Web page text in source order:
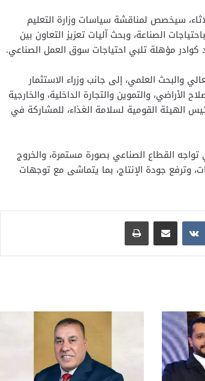
سيخصص لمناقشة سياسات وزارة التعليم
الصناعة، وبحث آليات تعزيز التعاون بين
كوادر مؤهلة تلبي احتياجات سوق العمل الصناعي.
والبحث العلمي، إلى جانب وزراء الاستثمار
الأراضي، والتموين والتجارة الداخلية، والخارجية
الهيئة القومية لسلامة الغذاء، للمشاركة في
القطاع الصناعي بصورة مستمرة، والخروج
وترفع جودة الإنتاج، بما يتماشى مع توجهات
مشاركة عبر البريد طباعة